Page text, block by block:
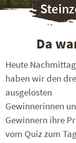
Da
Heute Nachmittag
haben wir den
ausgelosten
Gewinnerinnen
Gewinnern ihre
vom Quiz zum